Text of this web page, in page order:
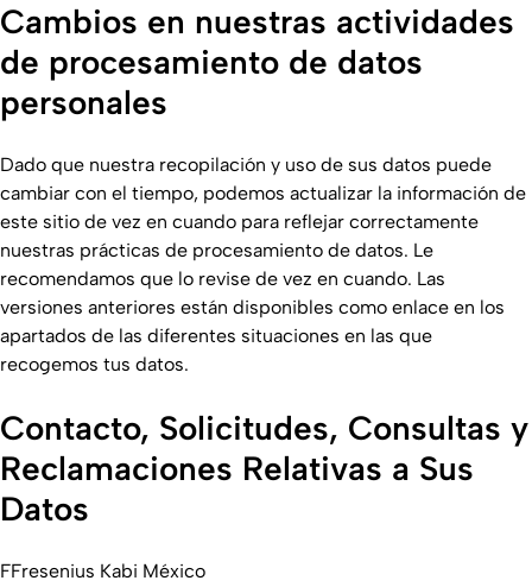
Cambios en nuestras actividades
de procesamiento de datos
personales
Dado que nuestra recopilación y uso de sus datos puede
cambiar con el tiempo, podemos actualizar la información de
este sitio de vez en cuando para reflejar correctamente
nuestras prácticas de procesamiento de datos. Le
recomendamos que lo revise de vez en cuando. Las
versiones anteriores están disponibles como enlace en los
apartados de las diferentes situaciones en las que
recogemos tus datos.
Contacto, Solicitudes, Consultas y
Reclamaciones Relativas a Sus
Datos
FFresenius Kabi México